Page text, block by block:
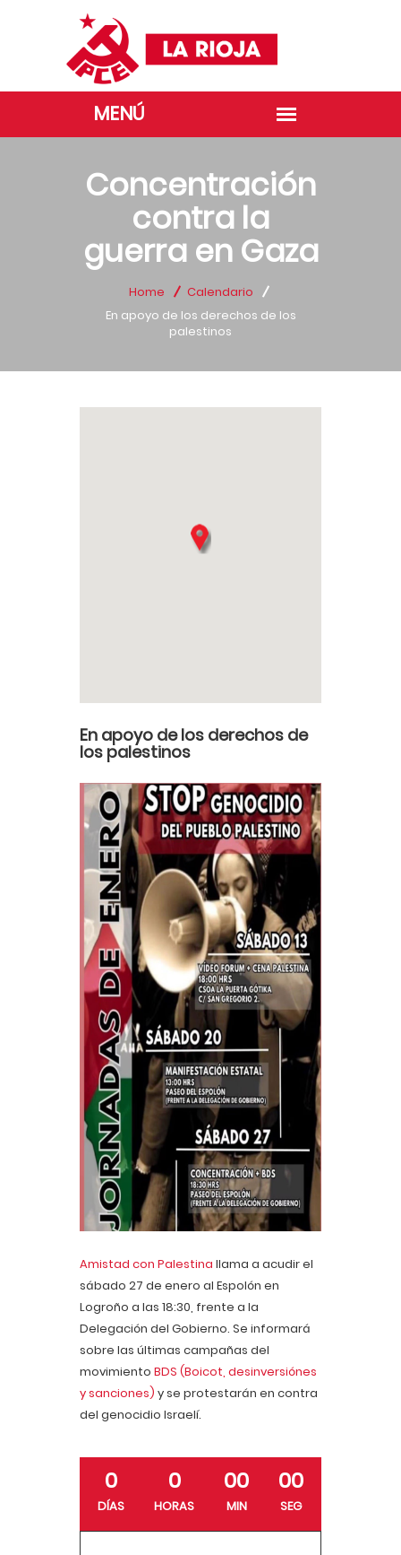
Concentración
contra la
guerra en Gaza
Home
Calendario
En apoyo de los derechos de los
palestinos
En apoyo de los derechos de
los palestinos
Amistad con Palestina llama a acudir el
sábado 27 de enero al Espolón en
Logroño a las 18:30, frente a la
Delegación del Gobierno. Se informará
sobre las últimas campañas del
movimiento BDS (Boicot, desinversiónes
y sanciones) y se protestarán en contra
del genocidio Israelí.
0
DÍAS
0
HORAS
00
MIN
00
SEG